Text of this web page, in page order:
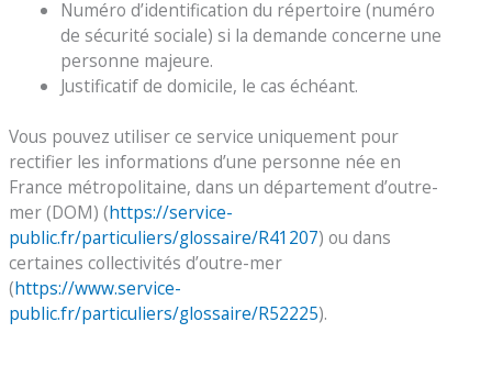
Numéro d’identification du répertoire (numéro
de sécurité sociale) si la demande concerne une
personne majeure.
Justificatif de domicile, le cas échéant.
Vous pouvez utiliser ce service uniquement pour
rectifier les informations d’une personne née en
France métropolitaine, dans un département d’outre-
mer (DOM) (https://service-
public.fr/particuliers/glossaire/R41207) ou dans
certaines collectivités d’outre-mer
(https://www.service-
public.fr/particuliers/glossaire/R52225).